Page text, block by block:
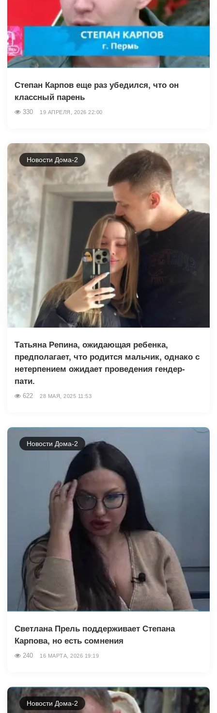
Степан Карпов еще раз убедился, что он
классный парень
330 19 АПРЕЛЯ, 2026 22:00
Новости Дома-2
Татьяна Репина, ожидающая ребенка,
предполагает, что родится мальчик, однако с
нетерпением ожидает проведения гендер-
пати.
622 28 МАЯ, 2025 11:53
Новости Дома-2
Светлана Прель поддерживает Степана
Карпова, но есть сомнения
240 16 МАРТА, 2026 19:19
Новости Дома-2